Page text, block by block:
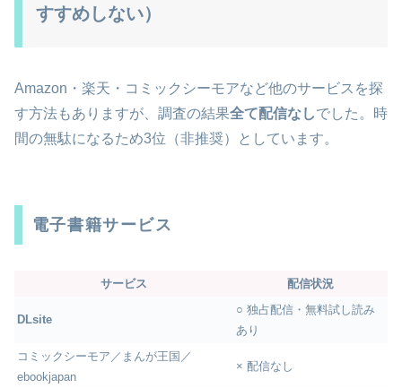
すすめしない）
Amazon・楽天・コミックシーモアなど他のサービスを探
す方法もありますが、調査の結果全て配信なしでした。時
間の無駄になるため3位（非推奨）としています。
電子書籍サービス
サービス 配信状況
DLsite
○ 独占配信・無料試し読み
あり
コミックシーモア／まんが王国／
ebookjapan
× 配信なし